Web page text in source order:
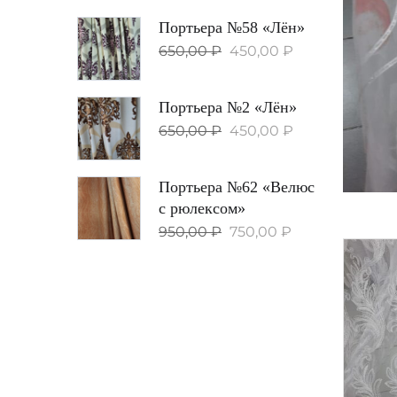
Портьера №58 «Лён»
650,00₽ 450,00 ₽
Портьера №2 «Лён»
650,00₽ 450,00 ₽
Портьера №62 «Велюс
с рюлексом»
950,00₽ 750,00 ₽